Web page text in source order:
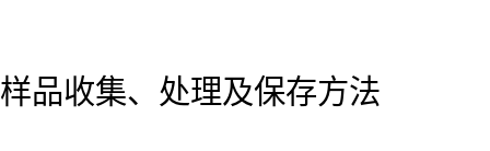
样品收集、处理及保存方法